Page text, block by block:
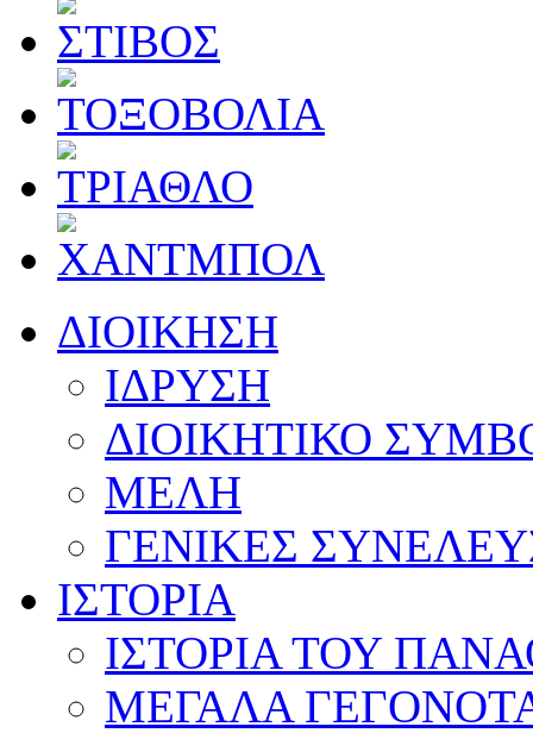
ΔΙΟΙΚΗΣΗ
ΙΔΡΥΣΗ
ΔΙΟΙΚΗΤΙΚΟ
ΜΕΛΗ
ΓΕΝΙΚΕΣ
ΙΣΤΟΡΙΑ
ΙΣΤΟΡΙΑ ΤΟΥ
ΜΕΓΑΛΑ